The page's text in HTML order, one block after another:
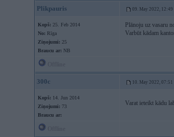
Plikpauris 09. May 2022, 12:49
Kopš: 25. Feb 2014
No: Rīga
Ziņojumi: 25
Braucu ar: NB
Plānoju uz vasaru
Varbūt kādam
300c 10. May 2022, 07:51
Kopš: 14. Jun 2014
Ziņojumi: 73
Braucu ar:
Varat ieteikt kādu